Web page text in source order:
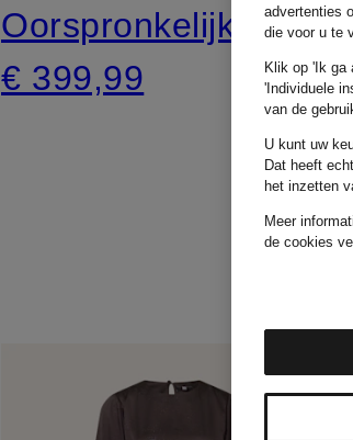
Oorspronkelijk:
€ 399,99
advertenties
die voor u te
Klik op 'Ik ga
'Individuele
van de
U kunt uw
Dat heeft
het inzetten
Meer
de cookies